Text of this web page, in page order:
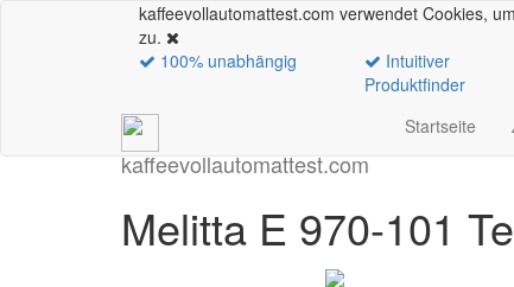
kaffeevollautomattest.com verwendet Cookies,
zu.
100% unabhängig
Intuitiver
Produktfinder
kaffeevollautomattest.com
Startseite
Melitta E 970-101